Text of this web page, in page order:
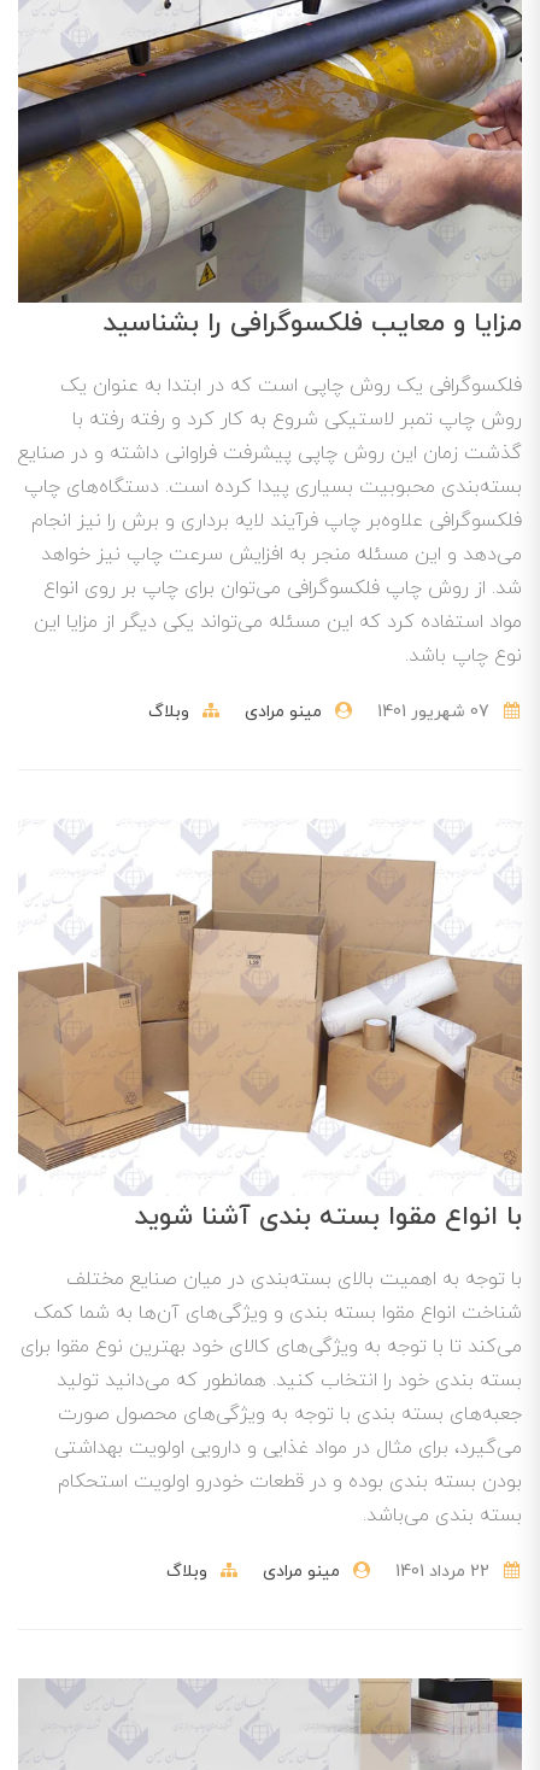
مزایا و معایب فلکسوگرافی را بشناسید
فلکسوگرافی یک روش چاپی است که در ابتدا به عنوان یک
روش چاپ تمبر لاستیکی شروع به کار کرد و رفته رفته با
گذشت زمان این روش چاپی پیشرفت فراوانی داشته و در صنایع
بسته‌بندی محبوبیت بسیاری پیدا کرده است. دستگاه‌های چاپ
فلکسوگرافی علاوه‌بر چاپ فرآیند لایه برداری و برش را نیز انجام
می‌دهد و این مسئله منجر به افزایش سرعت چاپ نیز خواهد
شد. از روش چاپ فلکسوگرافی می‌توان برای چاپ بر روی انواع
مواد استفاده کرد که این مسئله می‌تواند یکی دیگر از مزایا این
نوع چاپ باشد.
مینو مرادی وبلاگ
با انواع مقوا بسته بندی آشنا شوید
با توجه به اهمیت بالای بسته‌بندی در میان صنایع مختلف
شناخت انواع مقوا بسته بندی و ویژگی‌های آن‌ها به شما کمک
می‌کند تا با توجه به ویژگی‌های کالای خود بهترین نوع مقوا برای
بسته بندی خود را انتخاب کنید. همانطور که می‌دانید تولید
جعبه‌های بسته بندی با توجه به ویژگی‌های محصول صورت
می‌گیرد، برای مثال در مواد غذایی و دارویی اولویت بهداشتی
بودن بسته بندی بوده و در قطعات خودرو اولویت استحکام
بسته بندی می‌باشد.
مینو مرادی وبلاگ